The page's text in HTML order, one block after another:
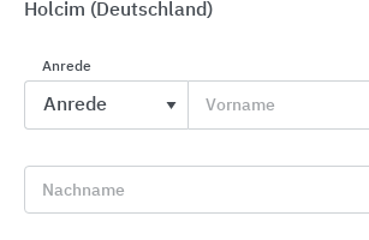
Bauwerksabdichtung/-instandsetzung
Holcim (Deutschland)
Anrede
Vorname
Nachname